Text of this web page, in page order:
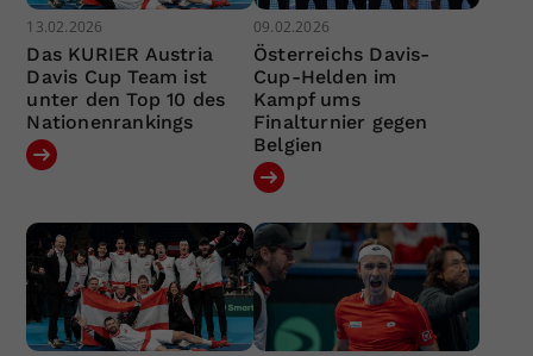
13.02.2026
Das KURIER Austria
Davis Cup Team ist
unter den Top 10 des
Nationenrankings
09.02.2026
Österreichs Davis-
Cup-Helden im
Kampf ums
Finalturnier gegen
Belgien